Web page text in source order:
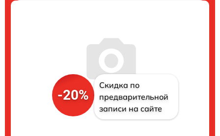
-20%
Скидка по
предварительной
записи на сайте